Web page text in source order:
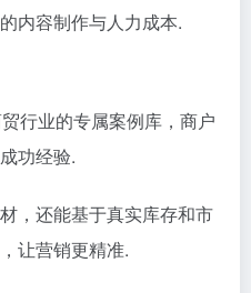
内容制作与人力成本.
行业的专属案例库，商户
功经验.
，还能基于真实库存和市
让营销更精准.